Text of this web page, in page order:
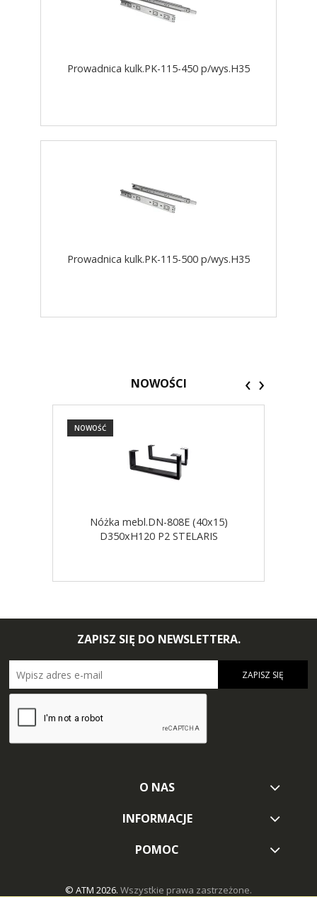
Prowadnica kulk.PK-115-450 p/wys.H35
Prowadnica kulk.PK-115-500 p/wys.H35
NOWOŚCI
Nóżka mebl.DN-808E (40x15)
D350xH120 P2 STELARIS
NOWOŚĆ
‹ ›
ZAPISZ SIĘ DO NEWSLETTERA.
ZAPISZ SIĘ
O NAS
INFORMACJE
POMOC
© ATM 2026. Wszystkie prawa zastrzeżone.